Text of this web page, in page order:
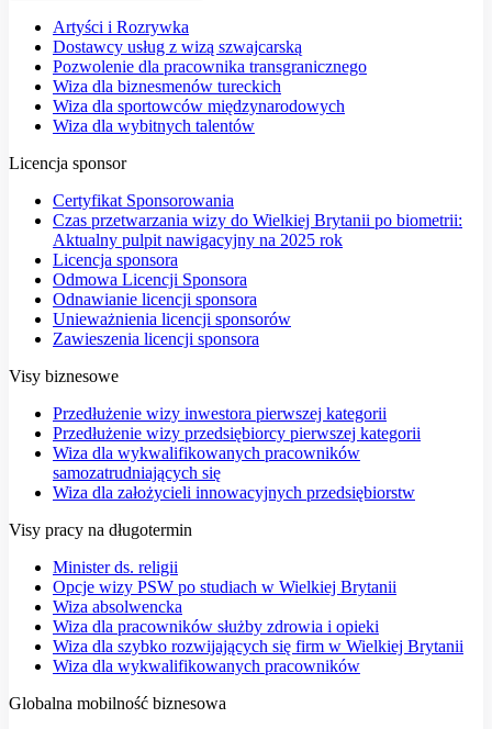
Artyści i Rozrywka
Dostawcy usług z wizą szwajcarską
Pozwolenie dla pracownika transgranicznego
Wiza dla biznesmenów tureckich
Wiza dla sportowców międzynarodowych
Wiza dla wybitnych talentów
Licencja sponsor
Certyfikat Sponsorowania
Czas przetwarzania wizy do Wielkiej Brytanii po biometrii:
Aktualny pulpit nawigacyjny na 2025 rok
Licencja sponsora
Odmowa Licencji Sponsora
Odnawianie licencji sponsora
Unieważnienia licencji sponsorów
Zawieszenia licencji sponsora
Visy biznesowe
Przedłużenie wizy inwestora pierwszej kategorii
Przedłużenie wizy przedsiębiorcy pierwszej kategorii
Wiza dla wykwalifikowanych pracowników
samozatrudniających się
Wiza dla założycieli innowacyjnych przedsiębiorstw
Visy pracy na długotermin
Minister ds. religii
Opcje wizy PSW po studiach w Wielkiej Brytanii
Wiza absolwencka
Wiza dla pracowników służby zdrowia i opieki
Wiza dla szybko rozwijających się firm w Wielkiej Brytanii
Wiza dla wykwalifikowanych pracowników
Globalna mobilność biznesowa